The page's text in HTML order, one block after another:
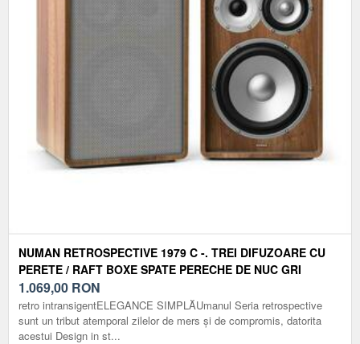
NUMAN RETROSPECTIVE 1979 C -. TREI DIFUZOARE CU
PERETE / RAFT BOXE SPATE PERECHE DE NUC GRI
CAPAC INCL
1.069,00 RON
retro intransigentELEGANCE SIMPLĂUmanul Seria retrospective
sunt un tribut atemporal zilelor de mers și de compromis, datorita
acestui Design in st...